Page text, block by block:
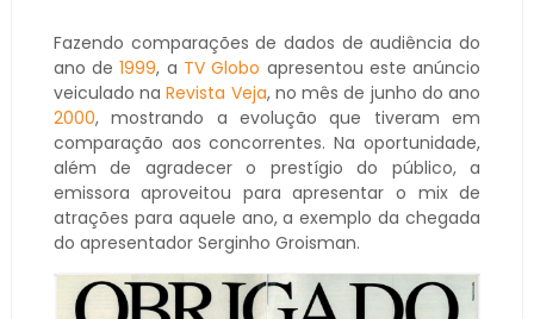
Fazendo comparações de dados de audiência do
ano de1999, a TV Globo apresentou este anúncio
veiculado naRevista Veja, no mês de junho do ano
2000, mostrando a evolução que tiveram em
comparação aos concorrentes. Na oportunidade,
além de agradecer o prestígio do público, a
emissora aproveitou para apresentar o mix de
atrações para aquele ano, a exemplo da chegada
do apresentador Serginho Groisman.